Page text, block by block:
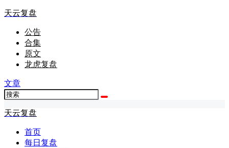
天云复盘
公告
合集
原文
龙虎复盘
文章
天云复盘
首页
每日复盘